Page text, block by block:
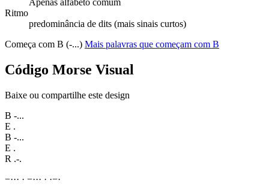
Apenas alfabeto comum
Ritmo
predominância de dits (mais sinais curtos)
Começa com B (-...) Mais palavras que começam com B
Código Morse Visual
Baixe ou compartilhe este design
B -...
E .
B -...
E .
R .-.
−··· · −··· · ·−·